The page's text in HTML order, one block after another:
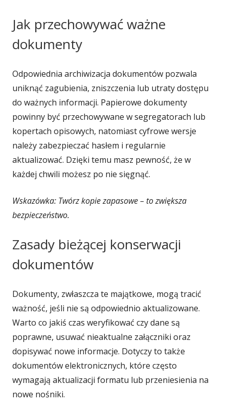
Jak przechowywać ważne
dokumenty
Odpowiednia archiwizacja dokumentów pozwala
uniknąć zagubienia, zniszczenia lub utraty dostępu
do ważnych informacji. Papierowe dokumenty
powinny być przechowywane w segregatorach lub
kopertach opisowych, natomiast cyfrowe wersje
należy zabezpieczać hasłem i regularnie
aktualizować. Dzięki temu masz pewność, że w
każdej chwili możesz po nie sięgnąć.
Wskazówka: Twórz kopie zapasowe – to zwiększa
bezpieczeństwo.
Zasady bieżącej konserwacji
dokumentów
Dokumenty, zwłaszcza te majątkowe, mogą tracić
ważność, jeśli nie są odpowiednio aktualizowane.
Warto co jakiś czas weryfikować czy dane są
poprawne, usuwać nieaktualne załączniki oraz
dopisywać nowe informacje. Dotyczy to także
dokumentów elektronicznych, które często
wymagają aktualizacji formatu lub przeniesienia na
nowe nośniki.